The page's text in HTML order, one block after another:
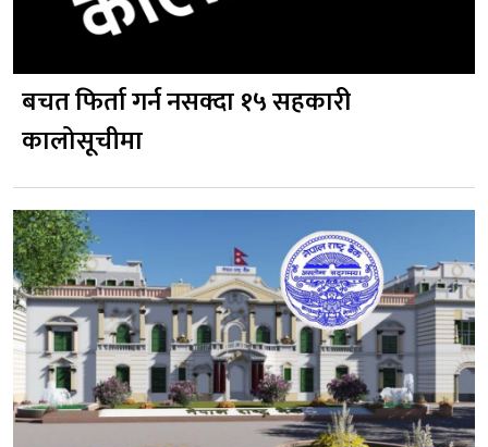
बचत फिर्ता गर्न नसक्दा १५ सहकारी
कालोसूचीमा